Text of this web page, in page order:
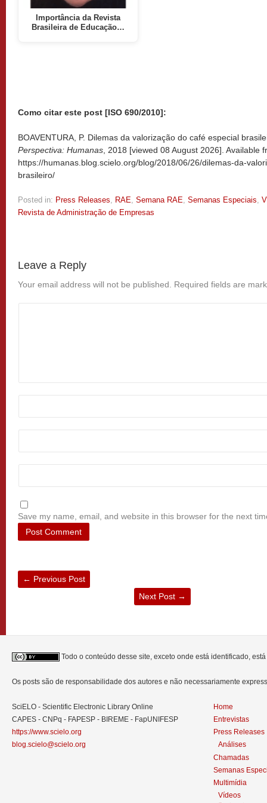
Importância da Revista
Brasileira de Educação…
Como citar este post [ISO 690/2010]:
BOAVENTURA, P. Dilemas da valorização do café especial
Perspectiva: Humanas , 2018 [viewed 08 August 2026]. Available
https://humanas.blog.scielo.org/blog/2018/06/26/dilemas-da-
brasileiro/
Posted in: Press Releases RAE Semana RAE Semanas Especiais
Revista de Administração de Empresas
Leave a Reply
Your email address will not be published. Required fields are
Save my name, email, and website in this browser for the next
← Previous Post
Next Post →
Todo o conteúdo desse site, exceto onde está identificado,
Os posts são de responsabilidade dos autores e não necessariamente
SciELO - Scientific Electronic Library Online
CAPES - CNPq - FAPESP - BIREME - FapUNIFESP
https://www.scielo.org
blog.scielo@scielo.org
Home
Entrevistas
Press Releases
Análises
Chamadas
Semanas
Multimídia
Vídeos